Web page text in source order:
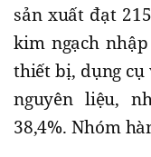
sản xuất đạt
kim ngạch
thiết bị, dụng cụ
nguyên liệu,
38,4%. Nhóm